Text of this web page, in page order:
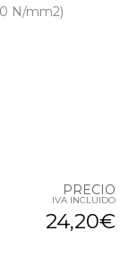
N/mm2)
PRECIO
IVA INCLUIDO
24,20€